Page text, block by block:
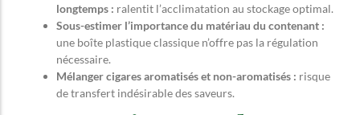
longtemps : ralentit l’acclimatation au stockage optimal.
Sous-estimer l’importance du matériau du contenant :
une boîte plastique classique n’offre pas la régulation
nécessaire.
Mélanger cigares aromatisés et non-aromatisés : risque
de transfert indésirable des saveurs.